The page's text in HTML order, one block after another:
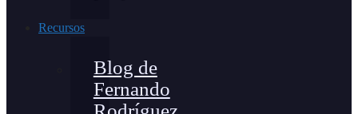
Recursos
Blog de
Fernando